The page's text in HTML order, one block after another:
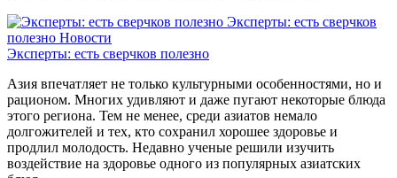
Эксперты: есть сверчков
полезно Новости
Эксперты: есть сверчков полезно
Азия впечатляет не только культурными особенностями, но и
рационом. Многих удивляют и даже пугают некоторые блюда
этого региона. Тем не менее, среди азиатов немало
долгожителей и тех, кто сохранил хорошее здоровье и
продлил молодость. Недавно ученые решили изучить
воздействие на здоровье одного из популярных азиатских